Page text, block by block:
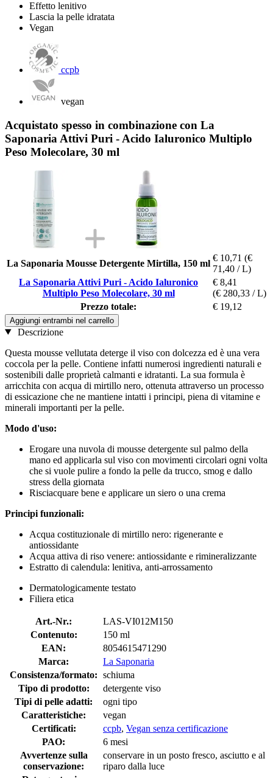
Effetto lenitivo
Lascia la pelle idratata
Vegan
ccpb
vegan
Acquistato spesso in combinazione con La
Saponaria Attivi Puri - Acido Ialuronico Multiplo
Peso Molecolare, 30 ml
La Saponaria Mousse Detergente Mirtilla, 150 ml
€ 10,71 (€
71,40 / L)
La Saponaria Attivi Puri - Acido Ialuronico
Multiplo Peso Molecolare, 30 ml
€ 8,41
(€ 280,33 / L)
Prezzo totale:
€ 19,12
Aggiungi entrambi nel carrello
Descrizione
Questa mousse vellutata deterge il viso con dolcezza ed è una vera
coccola per la pelle. Contiene infatti numerosi ingredienti naturali e
sostenibili dalle proprietà calmanti e idratanti. La sua formula è
arricchita con acqua di mirtillo nero, ottenuta attraverso un processo
di essicazione che ne mantiene intatti i principi, piena di vitamine e
minerali importanti per la pelle.
Modo d'uso:
Erogare una nuvola di mousse detergente sul palmo della
mano ed applicarla sul viso con movimenti circolari ogni volta
che si vuole pulire a fondo la pelle da trucco, smog e dallo
stress della giornata
Risciacquare bene e applicare un siero o una crema
Principi funzionali:
Acqua costituzionale di mirtillo nero: rigenerante e
antiossidante
Acqua attiva di riso venere: antiossidante e rimineralizzante
Estratto di calendula: lenitiva, anti-arrossamento
Dermatologicamente testato
Filiera etica
Art.-Nr.:
LAS-VI012M150
Contenuto:
150 ml
EAN:
8054615471290
Marca:
La Saponaria
Consistenza/formato: schiuma
Tipo di prodotto:
detergente viso
Tipi di pelle adatti:
ogni tipo
Caratteristiche:
vegan
Certificati:
ccpb, Vegan senza certificazione
PAO:
6 mesi
Avvertenze sulla
conservazione:
conservare in un posto fresco, asciutto e al
riparo dalla luce